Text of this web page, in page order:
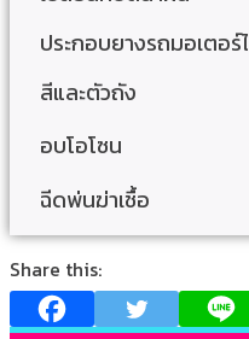
ประกอบยางรถมอเตอร์
สีและตัวถัง
อบโอโซน
ฉีดพ่นฆ่าเชื้อ
Share this: